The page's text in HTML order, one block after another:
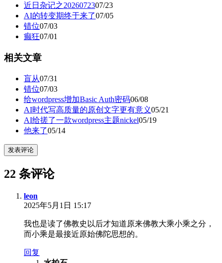
近日杂记之2026072307/23
AI的转变期终于来了07/05
错位07/03
癫狂07/01
相关文章
盲从07/31
错位07/03
给wordpress增加Basic Auth密码06/08
AI时代写高质量的原创文字更有意义05/21
AI给搓了一款wordpress主题nickel05/19
他来了05/14
发表评论
22 条评论
leon
2025年5月1日 15:17
我也是读了佛教史以后才知道原来佛教大乘小乘之分，
而小乘是最接近原始佛陀思想的。
回复